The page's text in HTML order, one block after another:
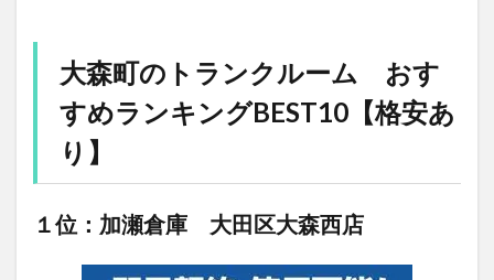
大森町のトランクルーム おす
すめランキングBEST10【格安あ
り】
１位：加瀬倉庫 大田区大森西店